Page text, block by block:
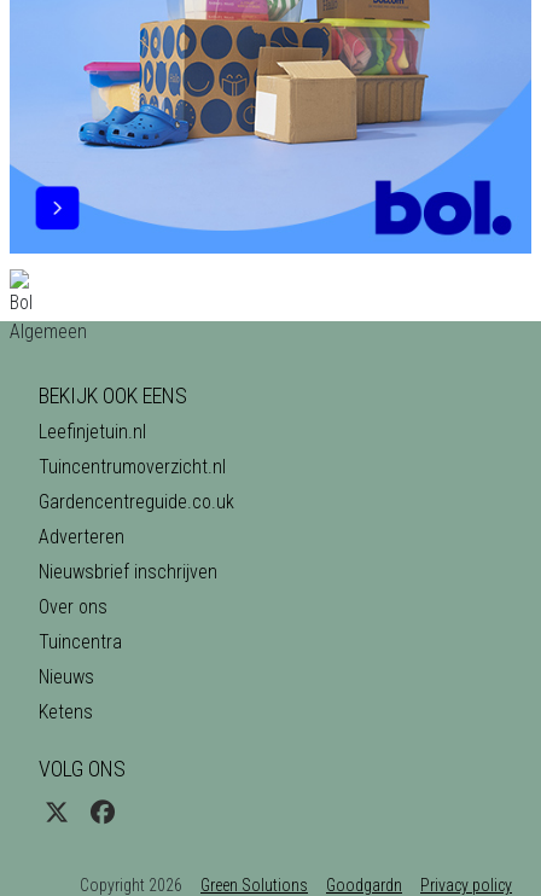
BEKIJK OOK EENS
Leefinjetuin.nl
Tuincentrumoverzicht.nl
Gardencentreguide.co.uk
Adverteren
Nieuwsbrief inschrijven
Over ons
Tuincentra
Nieuws
Ketens
VOLG ONS
Copyright 2026 Green Solutions Goodgardn Privacy policy